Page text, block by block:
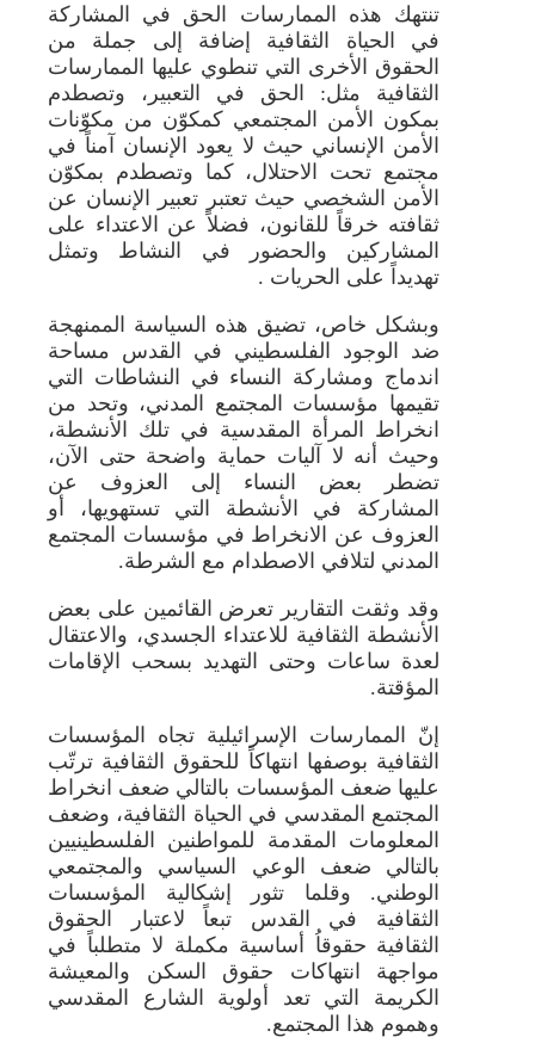
تنتهك هذه الممارسات الحق في المشاركة
في الحياة الثقافية إضافة إلى جملة من
الحقوق الأخرى التي تنطوي عليها الممارسات
الثقافية مثل: الحق في التعبير، وتصطدم
بمكون الأمن المجتمعي كمكوّن من مكوّنات
الأمن الإنساني حيث لا يعود الإنسان آمناً في
مجتمع تحت الاحتلال، كما وتصطدم بمكوّن
الأمن الشخصي حيث تعتبر تعبير الإنسان عن
ثقافته خرقاً للقانون، فضلاً عن الاعتداء على
المشاركين والحضور في النشاط وتمثل
تهديداً على الحريات .
وبشكل خاص، تضيق هذه السياسة الممنهجة
ضد الوجود الفلسطيني في القدس مساحة
اندماج ومشاركة النساء في النشاطات التي
تقيمها مؤسسات المجتمع المدني، وتحد من
انخراط المرأة المقدسية في تلك الأنشطة،
وحيث أنه لا آليات حماية واضحة حتى الآن،
تضطر بعض النساء إلى العزوف عن
المشاركة في الأنشطة التي تستهويها، أو
العزوف عن الانخراط في مؤسسات المجتمع
المدني لتلافي الاصطدام مع الشرطة.
وقد وثقت التقارير تعرض القائمين على بعض
الأنشطة الثقافية للاعتداء الجسدي، والاعتقال
لعدة ساعات وحتى التهديد بسحب الإقامات
المؤقتة.
إنّ الممارسات الإسرائيلية تجاه المؤسسات
الثقافية بوصفها انتهاكاً للحقوق الثقافية ترتّب
عليها ضعف المؤسسات بالتالي ضعف انخراط
المجتمع المقدسي في الحياة الثقافية، وضعف
المعلومات المقدمة للمواطنين الفلسطينيين
بالتالي ضعف الوعي السياسي والمجتمعي
الوطني. وقلما تثور إشكالية المؤسسات
الثقافية في القدس تبعاً لاعتبار الحقوق
الثقافية حقوقاُ أساسية مكملة لا متطلباً في
مواجهة انتهاكات حقوق السكن والمعيشة
الكريمة التي تعد أولوية الشارع المقدسي
وهموم هذا المجتمع.